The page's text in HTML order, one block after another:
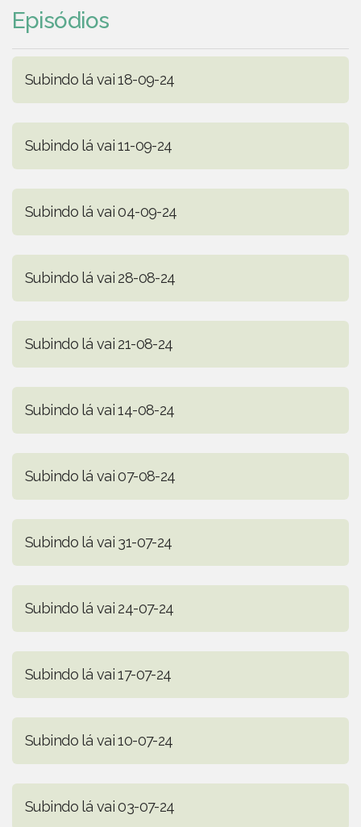
Episódios
Subindo lá vai 18-09-24
Subindo lá vai 11-09-24
Subindo lá vai 04-09-24
Subindo lá vai 28-08-24
Subindo lá vai 21-08-24
Subindo lá vai 14-08-24
Subindo lá vai 07-08-24
Subindo lá vai 31-07-24
Subindo lá vai 24-07-24
Subindo lá vai 17-07-24
Subindo lá vai 10-07-24
Subindo lá vai 03-07-24